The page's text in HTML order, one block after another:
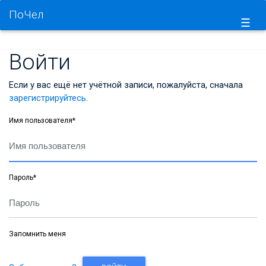
☰
ПоЧел
Войти
Если у вас ещё нет учётной записи, пожалуйста, сначала
зарегистрируйтесь.
Имя пользователя*
Пароль*
Запомнить меня